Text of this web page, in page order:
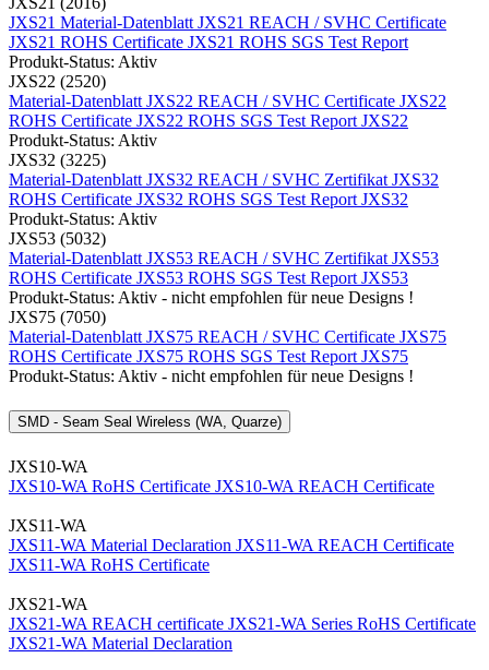
JXS21 Material-Datenblatt JXS21 REACH / SVHC Certificate
JXS21 ROHS Certificate JXS21 ROHS SGS Test Report
Produkt-Status: Aktiv
JXS22 (2520)
Material-Datenblatt JXS22 REACH / SVHC Certificate JXS22
ROHS Certificate JXS22 ROHS SGS Test Report JXS22
Produkt-Status: Aktiv
JXS32 (3225)
Material-Datenblatt JXS32 REACH / SVHC Zertifikat JXS32
ROHS Certificate JXS32 ROHS SGS Test Report JXS32
Produkt-Status: Aktiv
JXS53 (5032)
Material-Datenblatt JXS53 REACH / SVHC Zertifikat JXS53
ROHS Certificate JXS53 ROHS SGS Test Report JXS53
Produkt-Status: Aktiv - nicht empfohlen für neue Designs !
JXS75 (7050)
Material-Datenblatt JXS75 REACH / SVHC Certificate JXS75
ROHS Certificate JXS75 ROHS SGS Test Report JXS75
Produkt-Status: Aktiv - nicht empfohlen für neue Designs !
SMD - Seam Seal Wireless (WA, Quarze)
JXS10-WA
JXS10-WA RoHS Certificate JXS10-WA REACH Certificate
JXS11-WA
JXS11-WA Material Declaration JXS11-WA REACH Certificate
JXS11-WA RoHS Certificate
JXS21-WA
JXS21-WA REACH certificate JXS21-WA Series RoHS Certificate
JXS21-WA Material Declaration